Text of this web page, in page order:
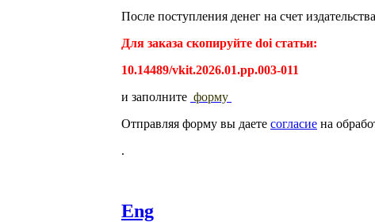
После поступления денег на счет
Для заказа скопируйте doi статьи:
10.14489/vkit.2026.01.pp.003-011
и заполните форму
Отправляя форму вы даете согласие на
.
Eng